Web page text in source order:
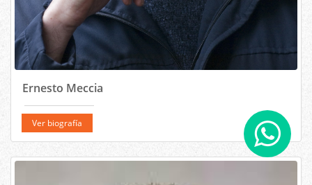
Ernesto Meccia
Ver biografía